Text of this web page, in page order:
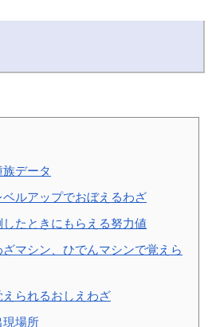
データ
ベルアップでおぼえるわざ
たときにもらえる努力値
マシン、ひでんマシンで覚えら
えられるおしえわざ
現場所